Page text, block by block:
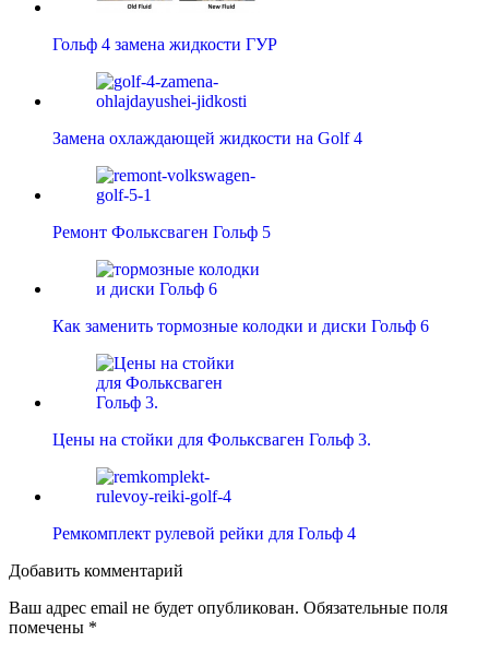
Гольф 4 замена жидкости ГУР
Замена охлаждающей жидкости на Golf 4
Ремонт Фольксваген Гольф 5
Как заменить тормозные колодки и диски Гольф 6
Цены на стойки для Фольксваген Гольф 3.
Ремкомплект рулевой рейки для Гольф 4
Добавить комментарий
Ваш адрес email не будет опубликован. Обязательные поля
помечены *